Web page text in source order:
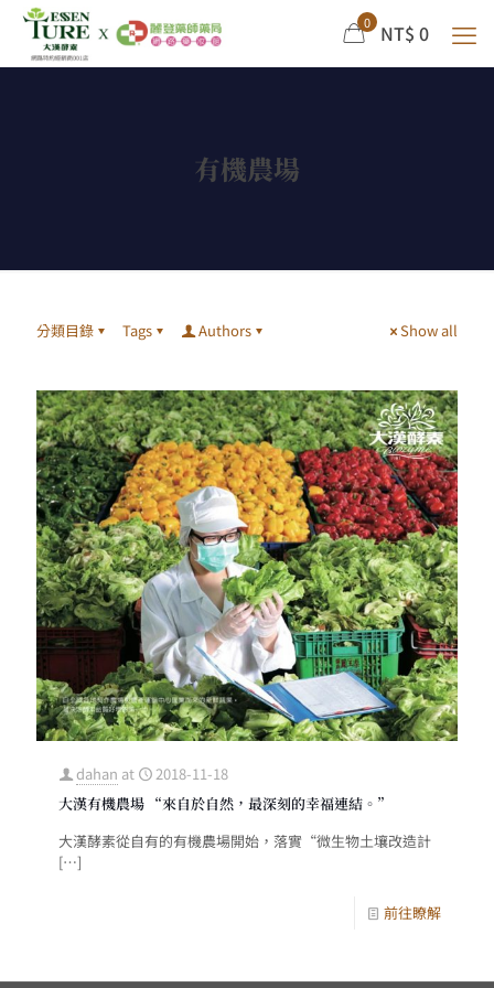
0 NT$ 0
有機農場
分類目錄 Tags Authors Show all
dahan at
2018-11-18
大漢有機農場 “來自於自然，最深刻的幸福連結。”
大漢酵素從自有的有機農場開始，落實“微生物土壤改造計
[…]
前往瞭解